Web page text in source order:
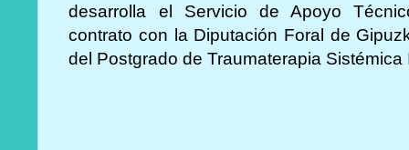
desarrolla el Servicio de Apoyo
contrato con la Diputación Foral de
del Postgrado de Traumaterapia